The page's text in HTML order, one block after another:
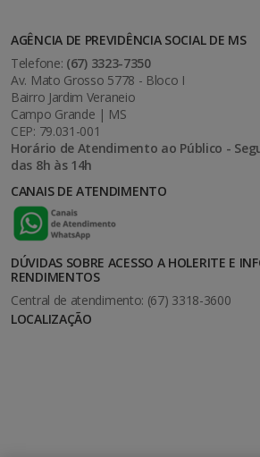
AGÊNCIA DE PREVIDÊNCIA SOCIAL DE MS
Telefone: (67) 3323-7350
Av. Mato Grosso 5778 - Bloco I
Bairro Jardim Veraneio
Campo Grande | MS
CEP: 79.031-001
Horário de Atendimento ao Público -
das 8h às 14h
CANAIS DE ATENDIMENTO
DÚVIDAS SOBRE ACESSO A HOLERITE E
RENDIMENTOS
Central de atendimento: (67) 3318-3600
LOCALIZAÇÃO